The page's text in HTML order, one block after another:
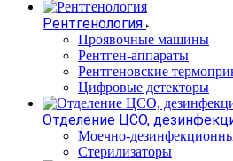
Рентгенология
Проявочные машины
Рентген-аппараты
Рентгеновские
Цифровые детекторы
Отделение ЦСО,
Моечно-
Стерилизаторы